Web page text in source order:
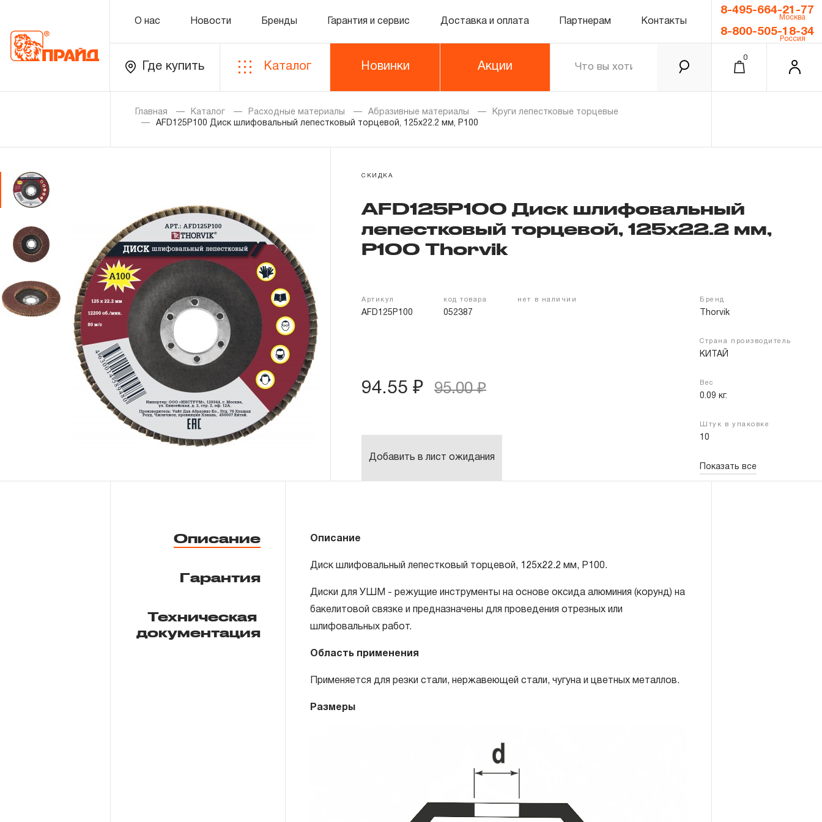
О нас Новости Бренды Гарантия и сервис Доставка и оплата Партнерам Контакты
8-495-664-21-77
Москва
8-800-505-18-34
Россия
Где купить Каталог Новинки Акции
0
Каталог
Золотая лихорадка
Распродажа
Уцененный товар
О нас
Новости
Бренды
Гарантия и сервис
Доставка и оплата
Партнерам
Контакты
Итого 0.00 ₽
Главная Каталог Расходные материалы Абразивные материалы
Круги лепестковые торцевые
AFD125P100 Диск шлифовальный лепестковый торцевой, 125х22.2 мм, Р100
СКИДКА
AFD125P100 Диск шлифовальный
лепестковый торцевой, 125х22.2 мм,
Р100 Thorvik
Артикул
AFD125P100
код товара
052387
нет в наличии Бренд
Thorvik
Страна производитель
КИТАЙ
Вес
0.09 кг.
Штук в упаковке
10
Показать все
94.55 ₽ 95.00 ₽
Добавить в лист ожидания
Описание
Гарантия
Техническая
документация
Описание
Диск шлифовальный лепестковый торцевой, 125х22.2 мм, Р100.
Диски для УШМ - режущие инструменты на основе оксида алюминия (корунд) на
бакелитовой связке и предназначены для проведения отрезных или
шлифовальных работ.
Область применения
Применяется для резки стали, нержавеющей стали, чугуна и цветных металлов.
Размеры
ГАРАНТИЙНЫЕ ОБЯЗАТЕЛЬСТВА.
Понятие «ПОЖИЗНЕННАЯ ГАРАНТИЯ».
1.1 Понятие «ПОЖИЗНЕННАЯ ГАРАНТИЯ» включает в себя признание
неограниченного срока поддержания гарантийных обязательств в течение всего
инструмента, если при проведении технической экспертизы было установлено,
материалы или нарушал технологию в процессе его производства.
1.2 «ПОЖИЗНЕННАЯ ГАРАНТИЯ» предоставляется при условии соблюдения
транспортировки и хранения, применяемых для ручного слесарно-монтажного